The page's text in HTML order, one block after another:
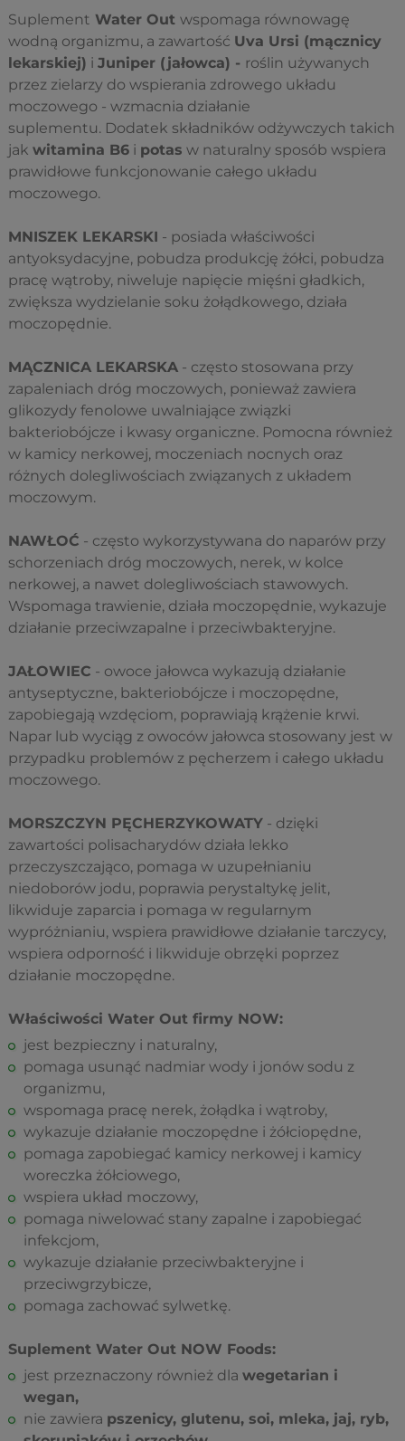
Suplement Water Out wspomaga równowagę
wodną organizmu, a zawartość Uva Ursi (mącznicy
lekarskiej) i Juniper (jałowca) - roślin używanych
przez zielarzy do wspierania zdrowego układu
moczowego - wzmacnia działanie
suplementu. Dodatek składników odżywczych takich
jak witamina B6 i potas w naturalny sposób wspiera
prawidłowe funkcjonowanie całego układu
moczowego.
MNISZEK LEKARSKI - posiada właściwości
antyoksydacyjne, pobudza produkcję żółci, pobudza
pracę wątroby, niweluje napięcie mięśni gładkich,
zwiększa wydzielanie soku żołądkowego, działa
moczopędnie.
MĄCZNICA LEKARSKA - często stosowana przy
zapaleniach dróg moczowych, ponieważ zawiera
glikozydy fenolowe uwalniające związki
bakteriobójcze i kwasy organiczne. Pomocna również
w kamicy nerkowej, moczeniach nocnych oraz
różnych dolegliwościach związanych z układem
moczowym.
NAWŁOĆ - często wykorzystywana do naparów przy
schorzeniach dróg moczowych, nerek, w kolce
nerkowej, a nawet dolegliwościach stawowych.
Wspomaga trawienie, działa moczopędnie, wykazuje
działanie przeciwzapalne i przeciwbakteryjne.
JAŁOWIEC - owoce jałowca wykazują działanie
antyseptyczne, bakteriobójcze i moczopędne,
zapobiegają wzdęciom, poprawiają krążenie krwi.
Napar lub wyciąg z owoców jałowca stosowany jest w
przypadku problemów z pęcherzem i całego układu
moczowego.
MORSZCZYN PĘCHERZYKOWATY - dzięki
zawartości polisacharydów działa lekko
przeczyszczająco, pomaga w uzupełnianiu
niedoborów jodu, poprawia perystaltykę jelit,
likwiduje zaparcia i pomaga w regularnym
wypróżnianiu, wspiera prawidłowe działanie tarczycy,
wspiera odporność i likwiduje obrzęki poprzez
działanie moczopędne.
Właściwości Water Out firmy NOW:
jest bezpieczny i naturalny,
pomaga usunąć nadmiar wody i jonów sodu z
organizmu,
wspomaga pracę nerek, żołądka i wątroby,
wykazuje działanie moczopędne i żółciopędne,
pomaga zapobiegać kamicy nerkowej i kamicy
woreczka żółciowego,
wspiera układ moczowy,
pomaga niwelować stany zapalne i zapobiegać
infekcjom,
wykazuje działanie przeciwbakteryjne i
przeciwgrzybicze,
pomaga zachować sylwetkę.
Suplement Water Out NOW Foods:
jest przeznaczony również dla wegetarian i
wegan,
nie zawiera pszenicy, glutenu, soi, mleka, jaj, ryb,